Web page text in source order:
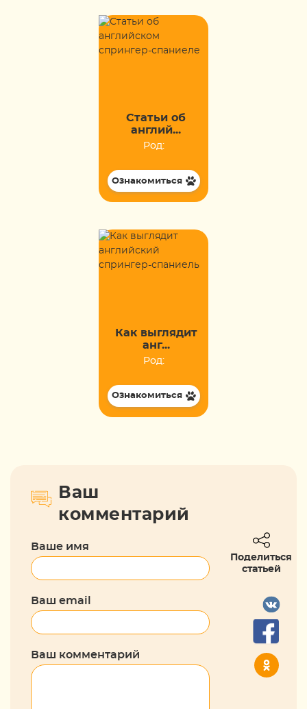
Статьи об
англий...
Род:
Ознакомиться
Как выглядит
анг...
Род:
Ознакомиться
Ваш
комментарий
Ваше имя
Ваш email
Ваш комментарий
Поделиться
статьей